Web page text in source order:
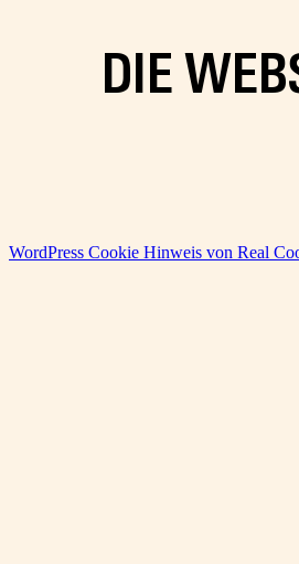
DIE
WordPress Cookie Hinweis von Real